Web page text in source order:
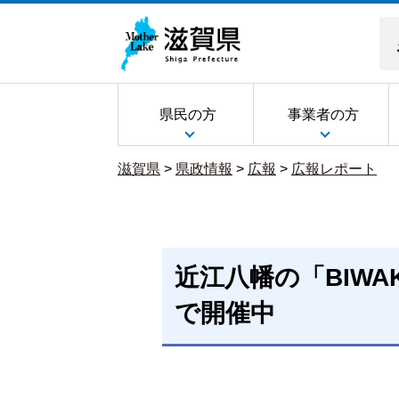
県民の方 事業者の方
滋賀県 > 県政情報 > 広報 > 広報レポート
近江八幡の「
で開催中